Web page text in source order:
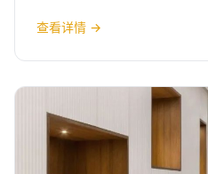
查看详情 →